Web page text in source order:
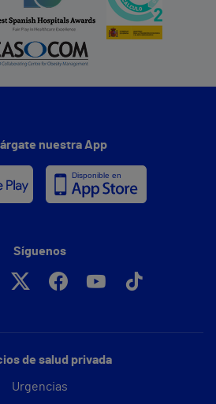
de salud privada
Urgencias
nuestra App
Síguenos